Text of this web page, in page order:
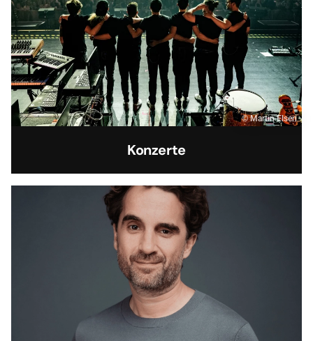
© Martin Elsen
Konzerte